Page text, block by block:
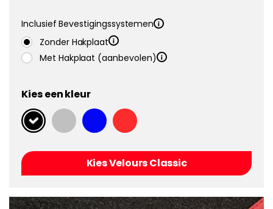
Inclusief Bevestigingssystemen
Zonder Hakplaat
Met Hakplaat (aanbevolen)
Kies een kleur
Kies Velours Classic